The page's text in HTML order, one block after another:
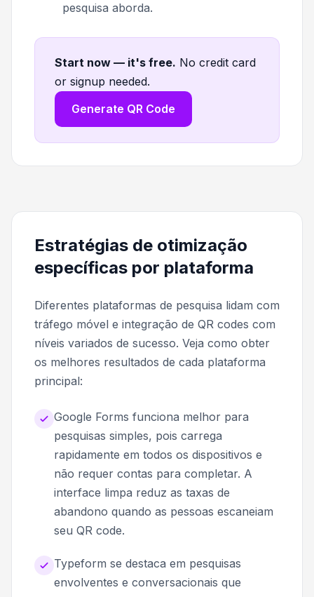
pesquisa aborda.
Start now — it's free. No credit card
or signup needed.
Generate QR Code
Estratégias de otimização
específicas por plataforma
Diferentes plataformas de pesquisa lidam com
tráfego móvel e integração de QR codes com
níveis variados de sucesso. Veja como obter
os melhores resultados de cada plataforma
principal:
Google Forms funciona melhor para
pesquisas simples, pois carrega
rapidamente em todos os dispositivos e
não requer contas para completar. A
interface limpa reduz as taxas de
abandono quando as pessoas escaneiam
seu QR code.
Typeform se destaca em pesquisas
envolventes e conversacionais que